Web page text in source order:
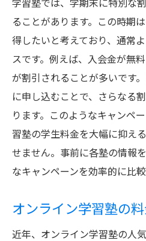
学習塾では、学期末に特別な
ることがあります。この時期
得したいと考えており、通常
スです。例えば、入会金が無
が割引されることが多いです
に申し込むことで、さらなる
ります。このようなキャンペ
習塾の学生料金を大幅に抑え
せません。事前に各塾の情報
なキャンペーンを効率的に比
オンライン学習塾の
近年、オンライン学習塾の人